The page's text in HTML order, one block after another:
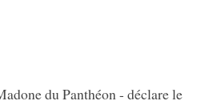
du Panthéon - déclare le